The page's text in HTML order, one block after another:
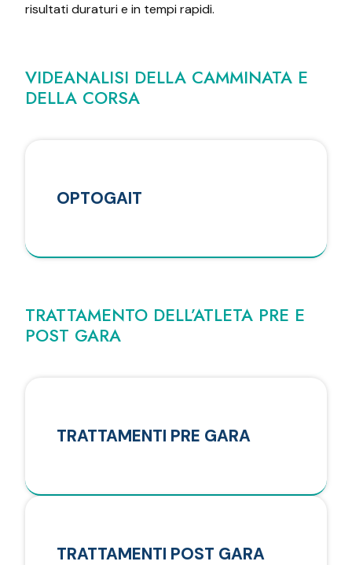
risultati duraturi e in tempi rapidi.
VIDEANALISI DELLA CAMMINATA E
DELLA CORSA
OPTOGAIT
TRATTAMENTO DELL’ATLETA PRE E
POST GARA
TRATTAMENTI PRE GARA
TRATTAMENTI POST GARA